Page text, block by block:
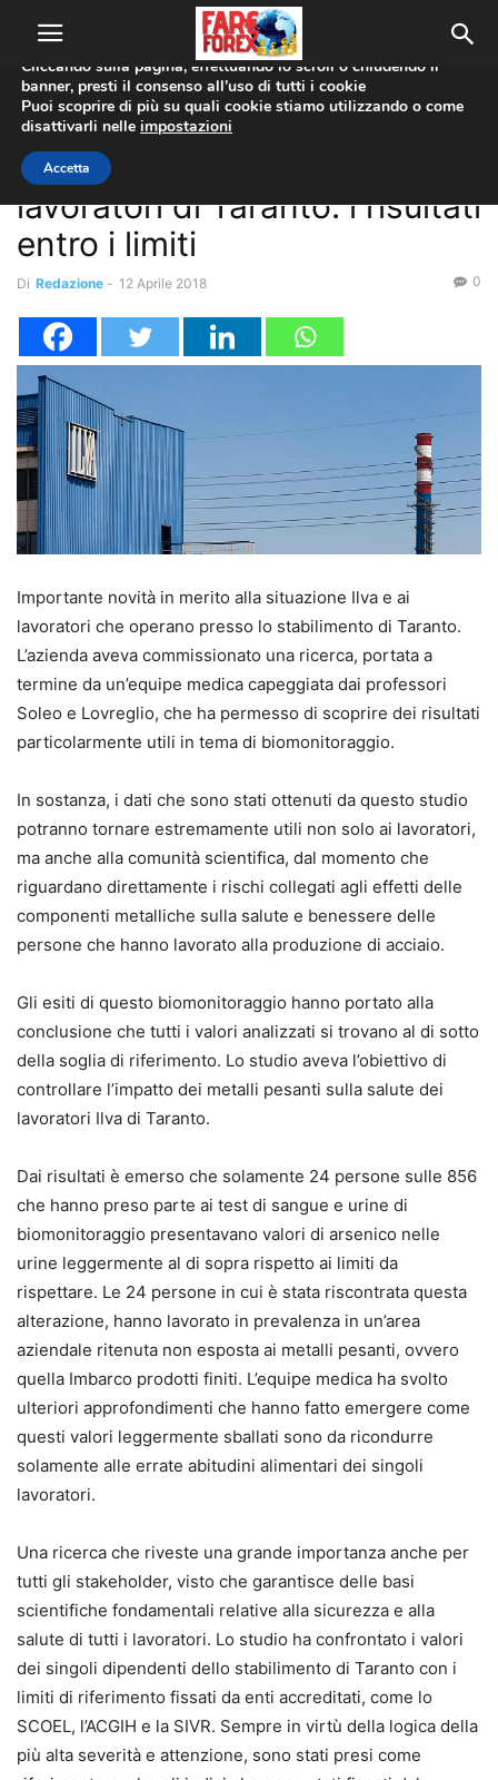
Home Redazionale
Redazionale
Ilva, biomonitoraggio sui
lavoratori di Taranto: i risultati
entro i limiti
Di Redazione - 12 Aprile 2018 0
Importante novità in merito alla situazione Ilva e ai
lavoratori che operano presso lo stabilimento di Taranto.
L’azienda aveva commissionato una ricerca, portata a
termine da un’equipe medica capeggiata dai professori
Soleo e Lovreglio, che ha permesso di scoprire dei risultati
particolarmente utili in tema di biomonitoraggio.
In sostanza, i dati che sono stati ottenuti da questo studio
potranno tornare estremamente utili non solo ai lavoratori,
ma anche alla comunità scientifica, dal momento che
riguardano direttamente i rischi collegati agli effetti delle
componenti metalliche sulla salute e benessere delle
persone che hanno lavorato alla produzione di acciaio.
Gli esiti di questo biomonitoraggio hanno portato alla
conclusione che tutti i valori analizzati si trovano al di sotto
della soglia di riferimento. Lo studio aveva l’obiettivo di
controllare l’impatto dei metalli pesanti sulla salute dei
lavoratori Ilva di Taranto.
Dai risultati è emerso che solamente 24 persone sulle 856
che hanno preso parte ai test di sangue e urine di
biomonitoraggio presentavano valori di arsenico nelle
urine leggermente al di sopra rispetto ai limiti da
rispettare. Le 24 persone in cui è stata riscontrata questa
alterazione, hanno lavorato in prevalenza in un’area
aziendale ritenuta non esposta ai metalli pesanti, ovvero
quella Imbarco prodotti finiti. L’equipe medica ha svolto
ulteriori approfondimenti che hanno fatto emergere come
questi valori leggermente sballati sono da ricondurre
solamente alle errate abitudini alimentari dei singoli
lavoratori.
Una ricerca che riveste una grande importanza anche per
tutti gli stakeholder, visto che garantisce delle basi
scientifiche fondamentali relative alla sicurezza e alla
salute di tutti i lavoratori. Lo studio ha confrontato i valori
dei singoli dipendenti dello stabilimento di Taranto con i
limiti di riferimento fissati da enti accreditati, come lo
SCOEL, l’ACGIH e la SIVR. Sempre in virtù della logica della
più alta severità e attenzione, sono stati presi come
Utilizziamo i cookie per offrirti la migliore esperienza sul nostro
sito web.
Cliccando sulla pagina, effettuando lo scroll o chiudendo il
banner, presti il consenso all’uso di tutti i cookie
Puoi scoprire di più su quali cookie stiamo utilizzando o come
disattivarli nelle impostazioni
Accetta